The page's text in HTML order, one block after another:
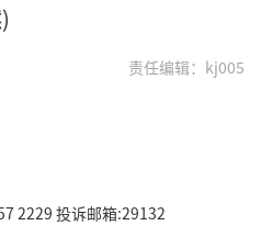
责任编辑：kj005
2229 投诉邮箱:29132